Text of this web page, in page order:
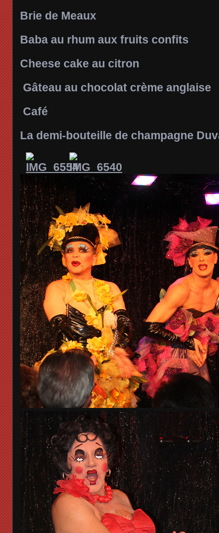
Brie de Meaux
Baba au rhum aux fruits confits
Cheese cake au citron
Gâteau au chocolat crème anglaise
Café
La demi-bouteille de champagne